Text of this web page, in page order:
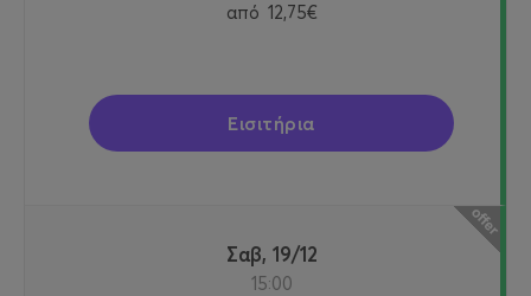
από 12,75€
Εισιτήρια
Σαβ, 19/12
15:00